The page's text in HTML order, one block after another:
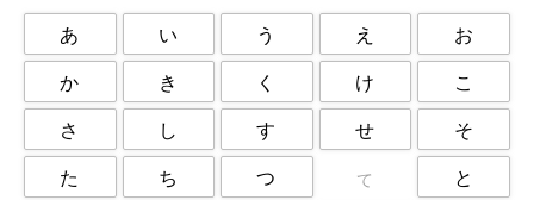
港区
町田市
目黒区
福生市
立川市
練馬区
荒川区
葛飾区
西東京市
豊島区
足立区
あ い う え
お
か
き く け
こ
さ
し す せ
そ
た
ち つ て
と